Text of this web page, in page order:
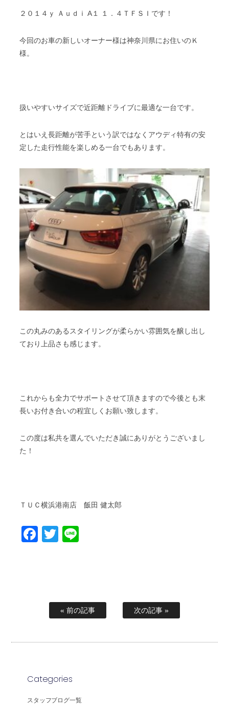
２０１４ｙ Ａｕｄｉ A１ １．４ＴＦＳＩです！
今回のお車の新しいオーナー様は神奈川県にお住いのＫ
様。
扱いやすいサイズで近距離ドライブに最適な一台です。
とはいえ長距離が苦手という訳ではなくアウディ特有の安
定した走行性能を楽しめる一台でもあります。
この丸みのあるスタイリングが柔らかい雰囲気を醸し出し
ており上品さも感じます。
これからも全力でサポートさせて頂きますので今後とも末
長いお付き合いの程宜しくお願い致します。
この度は私共を選んでいただき誠にありがとうございまし
た！
ＴＵＣ横浜港南店 飯田 健太郎
Facebook
Twitter
« 前の記事 次の記事 »
Categories
スタッフブログ一覧